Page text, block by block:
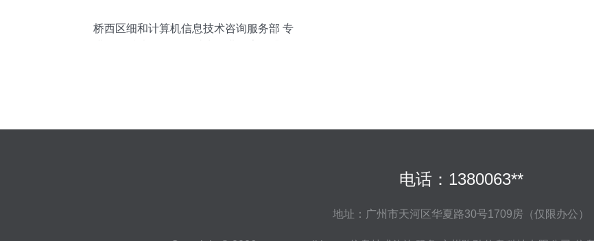
桥西区细和计算机信息技术咨询服务部 专
电话：1380063**
地址：广州市天河区华夏路30号1709房（仅限办公）